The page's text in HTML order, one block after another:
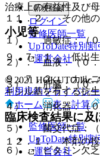
治療上の有益性及び
小児等
９．７．１． 低出
９．７．２． カルニ
キシル基を有する抗
臨床検査結果に及
１２．１． 本剤の投
１１．２． その他の
１）． 過敏症：（０
２）． 血液：（０．
３）． 肝臓：（０．
４）． 消化器：（０
５）． 菌交代症：（
６）． ビタミン欠
新規登録
ログイン
監修医師一覧
UpToDate特別割
運営会社
© 2021 HOKUTO Inc.
利用規約プライバシ
ホーム
表・計算
監修医師一覧
UpToDate特別割
運営会社